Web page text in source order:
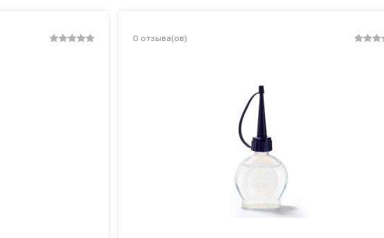
0 отзыва(ов)